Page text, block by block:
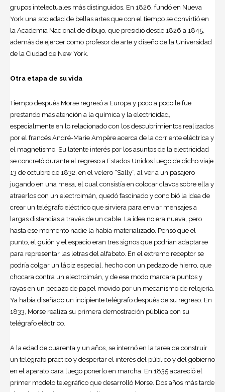
grupos intelectuales más distinguidos. En 1826, fundó en Nueva
York una sociedad de bellas artes que con el tiempo se convirtió en
la Academia Nacional de dibujo, que presidió desde 1826 a 1845,
además de ejercer como profesor de arte y diseño de la Universidad
de la Ciudad de New York.
Otra etapa de su vida
Tiempo después Morse regresó a Europa y poco a poco le fue
prestando más atención a la química y la electricidad,
especialmente en lo relacionado con los descubrimientos realizados
por el francés André-Marie Ampère acerca de la corriente eléctrica y
el magnetismo. Su latente interés por los asuntos de la electricidad
se concretó durante el regreso a Estados Unidos luego de dicho viaje
13 de octubre de 1832, en el velero “Sally”, al ver a un pasajero
jugando en una mesa, el cual consistía en colocar clavos sobre ella y
atraerlos con un electroimán, quedó fascinado y concibió la idea de
crear un telégrafo eléctrico que sirviera para enviar mensajes a
largas distancias a través de un cable. La idea no era nueva, pero
hasta ese momento nadie la había materializado. Pensó que el
punto, el guión y el espacio eran tres signos que podrían adaptarse
para representar las letras del alfabeto. En el extremo receptor se
podría colgar un lápiz especial, hecho con un pedazo de hierro, que
chocara contra un electroimán, y de ese modo marcara puntos y
rayas en un pedazo de papel movido por un mecanismo de relojería.
Ya había diseñado un incipiente telégrafo después de su regreso. En
1833, Morse realiza su primera demostración pública con su
telégrafo eléctrico.
A la edad de cuarenta y un años, se internó en la tarea de construir
un telégrafo práctico y despertar el interés del público y del gobierno
en el aparato para luego ponerlo en marcha. En 1835 apareció el
primer modelo telegráfico que desarrolló Morse. Dos años más tarde